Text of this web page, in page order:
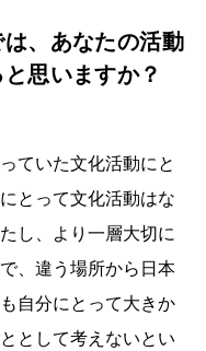
、あなたの活動
思いますか？
ていた文化活動にと
とって文化活動はな
し、より一層大切に
、違う場所から日本
自分にとって大きか
として考えないとい